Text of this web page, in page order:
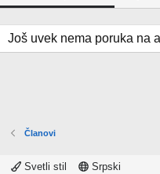
Još uvek nema poruka na
Članovi
Svetli stil
Srpski